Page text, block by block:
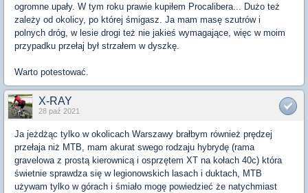
ogromne upały. W tym roku prawie kupiłem Procalibera... Dużo też
zależy od okolicy, po której śmigasz. Ja mam masę szutrów i
polnych dróg, w lesie drogi też nie jakieś wymagające, więc w moim
przypadku przełaj był strzałem w dyszkę.
Warto potestować.
X-RAY
28 paź 2021
Ja jeżdżąc tylko w okolicach Warszawy brałbym również prędzej
przełaja niż MTB, mam akurat swego rodzaju hybrydę (rama
gravelowa z prostą kierownicą i osprzętem XT na kołach 40c) która
świetnie sprawdza się w legionowskich lasach i duktach, MTB
używam tylko w górach i śmiało mogę powiedzieć że natychmiast